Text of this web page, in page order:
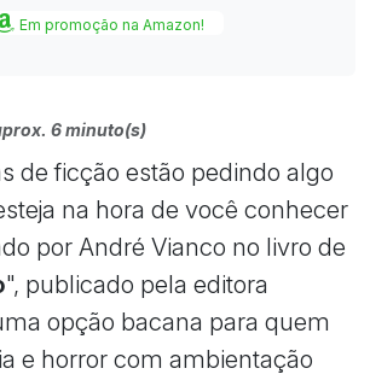
Em promoção na Amazon!
6 minuto(s)
de ficção estão pedindo algo
na hora de você conhecer
por André Vianco no livro de
", publicado pela editora
opção bacana para quem
e horror com ambientação